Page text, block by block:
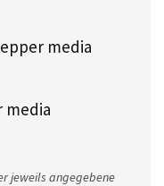
media
media
jeweils angegebene